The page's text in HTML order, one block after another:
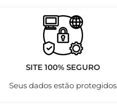
SITE 100% SEGURO
Seus dados estão protegidos